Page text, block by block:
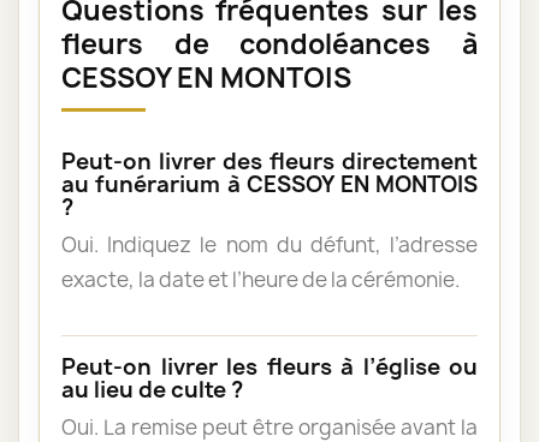
Questions fréquentes sur les
fleurs de condoléances à
CESSOY EN MONTOIS
Peut-on livrer des fleurs directement
au funérarium à CESSOY EN MONTOIS
?
Oui. Indiquez le nom du défunt, l’adresse
exacte, la date et l’heure de la cérémonie.
Peut-on livrer les fleurs à l’église ou
au lieu de culte ?
Oui. La remise peut être organisée avant la